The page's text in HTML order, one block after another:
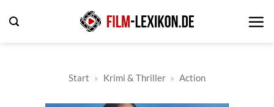
Inhalt
Start » Krimi & Thriller » Action